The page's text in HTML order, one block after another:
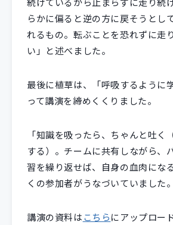
らかに偏ると逆の方に戻そうとし
れるもの。転ぶことを恐れずに走
い」と述べました。
最後に植草は、「呼吸するように
って講演を締めくくりました。
「知識を吸ったら、ちゃんと吐く
する）。チームに共有しながら、
習を繰り返せば、自身の血肉にな
くの参加者がうなづいていました。
講演の資料はこちらにアップロー